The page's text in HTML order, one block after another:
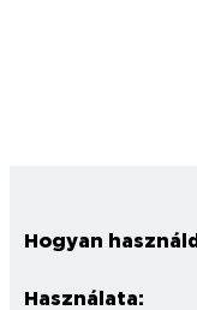
Hogyan használd
Használata: